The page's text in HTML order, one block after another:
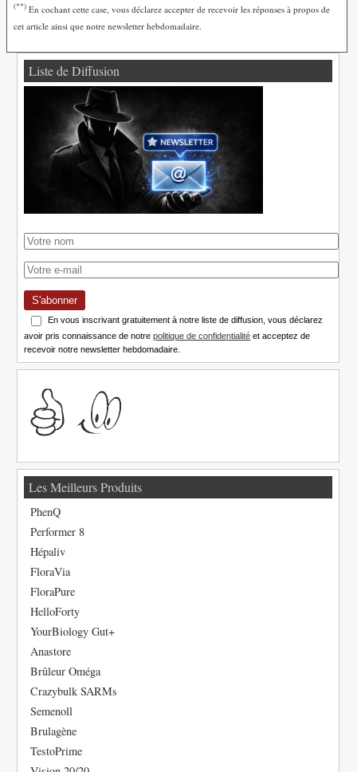
(**) En cochant cette case, vous déclarez accepter de recevoir les réponses à propos de
cet article ainsi que notre newsletter hebdomadaire.
Liste de Diffusion
S'abonner
En vous inscrivant gratuitement à notre liste de diffusion, vous déclarez
avoir pris connaissance de notrepolitique de confidentialité et acceptez de
recevoir notre newsletter hebdomadaire.
Les Meilleurs Produits
PhenQ
Performer 8
Hépaliv
FloraVia
FloraPure
HelloForty
YourBiology Gut+
Anastore
Brûleur Oméga
Crazybulk SARMs
Semenoll
Brulagène
TestoPrime